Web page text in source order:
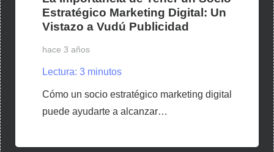
Estratégico Marketing Digital: Un
Vistazo a Vudú Publicidad
hace 3 años
Lectura: 3 minutos
Cómo un socio estratégico marketing digital
puede ayudarte a alcanzar…